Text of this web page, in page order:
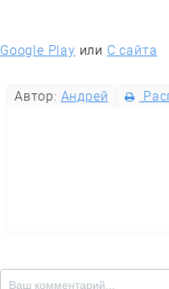
Google Play или С сайта
Автор: Андрей